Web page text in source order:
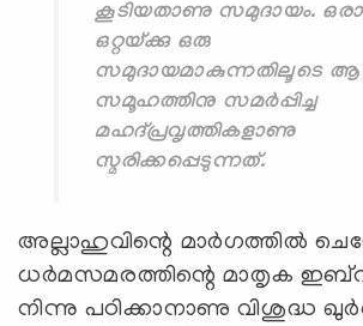
കൂടിയതാണു സമുദായം.
ഒറ്റയ്ക്കു ഒരു
സമുദായമാകുന്നതിലൂടെ ആ
സമൂഹത്തിനു സമര്‍പ്പിച്ച
മഹദ്പ്രവൃത്തികളാണു
സ്മരിക്കപ്പെടുന്നത്.
അല്ലാഹുവിന്റെ മാര്‍ഗത്തില്‍
ധര്‍മസമരത്തിന്റെ മാതൃക
നിന്നു പഠിക്കാനാണു വിശുദ്ധ